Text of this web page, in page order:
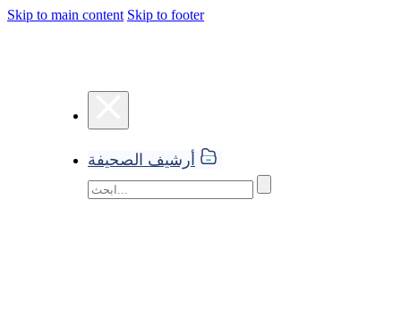
Skip to main content Skip to footer
أرشيف الصحيفة